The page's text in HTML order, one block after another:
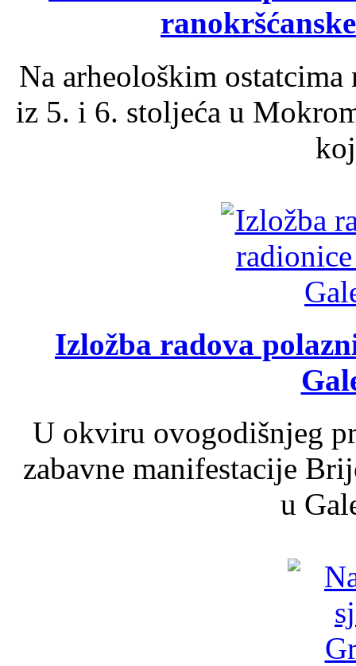
Na arheološkim
iz 5. i 6. stoljeća u
Izložba radova
U okviru ovogodišnjeg
zabavne manifestacije
u